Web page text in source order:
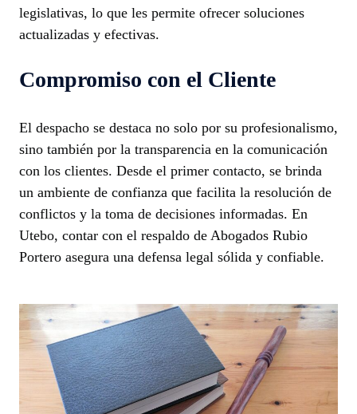
legislativas, lo que les permite ofrecer soluciones
actualizadas y efectivas.
Compromiso con el Cliente
El despacho se destaca no solo por su profesionalismo,
sino también por la transparencia en la comunicación
con los clientes. Desde el primer contacto, se brinda
un ambiente de confianza que facilita la resolución de
conflictos y la toma de decisiones informadas. En
Utebo, contar con el respaldo de Abogados Rubio
Portero asegura una defensa legal sólida y confiable.